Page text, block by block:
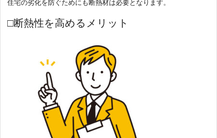
住宅の劣化を防ぐためにも断熱材は必要となります。
□断熱性を高めるメリット